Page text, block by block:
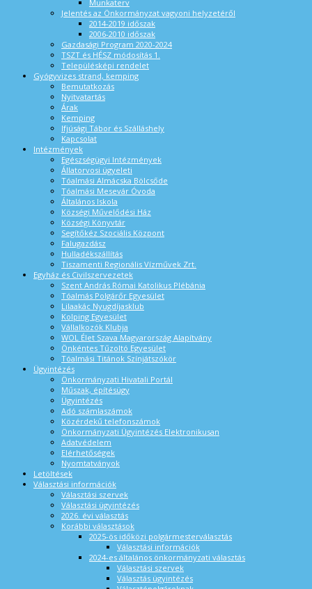
Munkaterv
Jelentés az Önkormányzat vagyoni helyzetéről
2014-2019 időszak
2006-2010 időszak
Gazdasági Program 2020-2024
TSZT és HÉSZ módosítás 1.
Településképi rendelet
Gyógyvizes strand, kemping
Bemutatkozás
Nyitvatartás
Árak
Kemping
Ifjúsági Tábor és Szálláshely
Kapcsolat
Intézmények
Egészségügyi Intézmények
Állatorvosi ügyeleti
Tóalmási Almácska Bölcsőde
Tóalmási Mesevár Óvoda
Általános Iskola
Községi Művelődési Ház
Községi Könyvtár
Segítőkéz Szociális Központ
Falugazdász
Hulladékszállítás
Tiszamenti Regionális Vízművek Zrt.
Egyház és Civilszervezetek
Szent András Római Katolikus Plébánia
Tóalmás Polgárőr Egyesület
Lilaakác Nyugdíjasklub
Kolping Egyesület
Vállalkozók Klubja
WOL Élet Szava Magyarország Alapítvány
Önkéntes Tűzoltó Egyesület
Tóalmási Titánok Színjátszókör
Ügyintézés
Önkormányzati Hivatali Portál
Műszak, építésügy
Ügyintézés
Adó számlaszámok
Közérdekű telefonszámok
Önkormányzati Ügyintézés Elektronikusan
Adatvédelem
Elérhetőségek
Nyomtatványok
Letöltések
Választási információk
Választási szervek
Választási ügyintézés
2026. évi választás
Korábbi választások
2025-ös időközi polgármesterválasztás
Választási információk
2024-es általános önkormányzati választás
Választási szervek
Választás ügyintézés